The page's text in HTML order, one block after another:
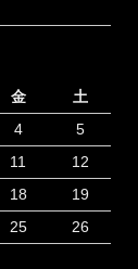
金
土
4
5
11
12
18
19
25
26